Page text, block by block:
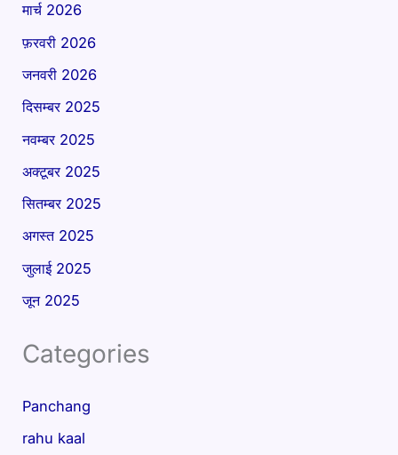
मार्च 2026
फ़रवरी 2026
जनवरी 2026
दिसम्बर 2025
नवम्बर 2025
अक्टूबर 2025
सितम्बर 2025
अगस्त 2025
जुलाई 2025
जून 2025
Categories
Panchang
rahu kaal